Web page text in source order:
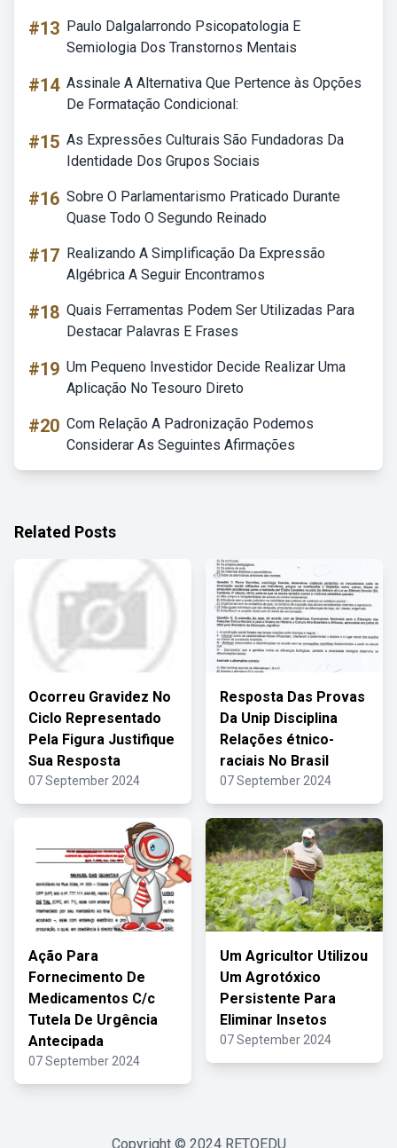
#13 Paulo Dalgalarrondo Psicopatologia E
Semiologia Dos Transtornos Mentais
#14 Assinale A Alternativa Que Pertence às Opções
De Formatação Condicional:
#15 As Expressões Culturais São Fundadoras Da
Identidade Dos Grupos Sociais
#16 Sobre O Parlamentarismo Praticado Durante
Quase Todo O Segundo Reinado
#17 Realizando A Simplificação Da Expressão
Algébrica A Seguir Encontramos
#18 Quais Ferramentas Podem Ser Utilizadas Para
Destacar Palavras E Frases
#19 Um Pequeno Investidor Decide Realizar Uma
Aplicação No Tesouro Direto
#20 Com Relação A Padronização Podemos
Considerar As Seguintes Afirmações
Related Posts
Ocorreu Gravidez No
Ciclo Representado
Pela Figura Justifique
Sua Resposta
07 September 2024
Resposta Das Provas
Da Unip Disciplina
Relações étnico-
raciais No Brasil
07 September 2024
Ação Para
Fornecimento De
Medicamentos C/c
Tutela De Urgência
Antecipada
07 September 2024
Um Agricultor Utilizou
Um Agrotóxico
Persistente Para
Eliminar Insetos
07 September 2024
Copyright © 2024 RETOEDU